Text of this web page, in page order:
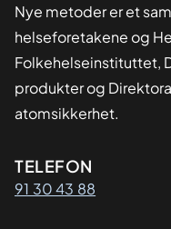
Nye metoder er et
helseforetakene og
Folkehelseinstituttet,
produkter og
atomsikkerhet.
TELEFON
91 30 43 88